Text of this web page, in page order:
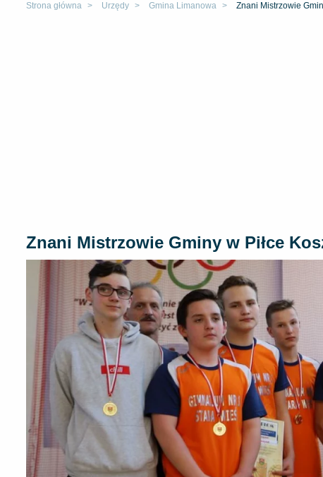
Strona główna Urzędy Gmina Limanowa Znani Mistrzowie
Znani Mistrzowie Gminy w Piłce